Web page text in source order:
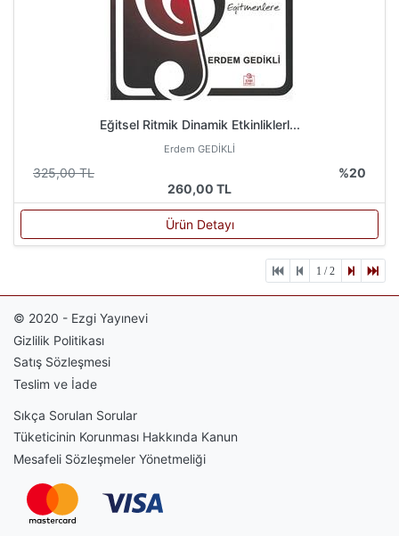
Eğitsel Ritmik Dinamik Etkinliklerl...
Erdem GEDİKLİ
325,00 TL
%20
260,00 TL
Ürün Detayı
1 / 2
© 2020 - Ezgi Yayınevi
Gizlilik Politikası
Satış Sözleşmesi
Teslim ve İade
Sıkça Sorulan Sorular
Tüketicinin Korunması Hakkında Kanun
Mesafeli Sözleşmeler Yönetmeliği